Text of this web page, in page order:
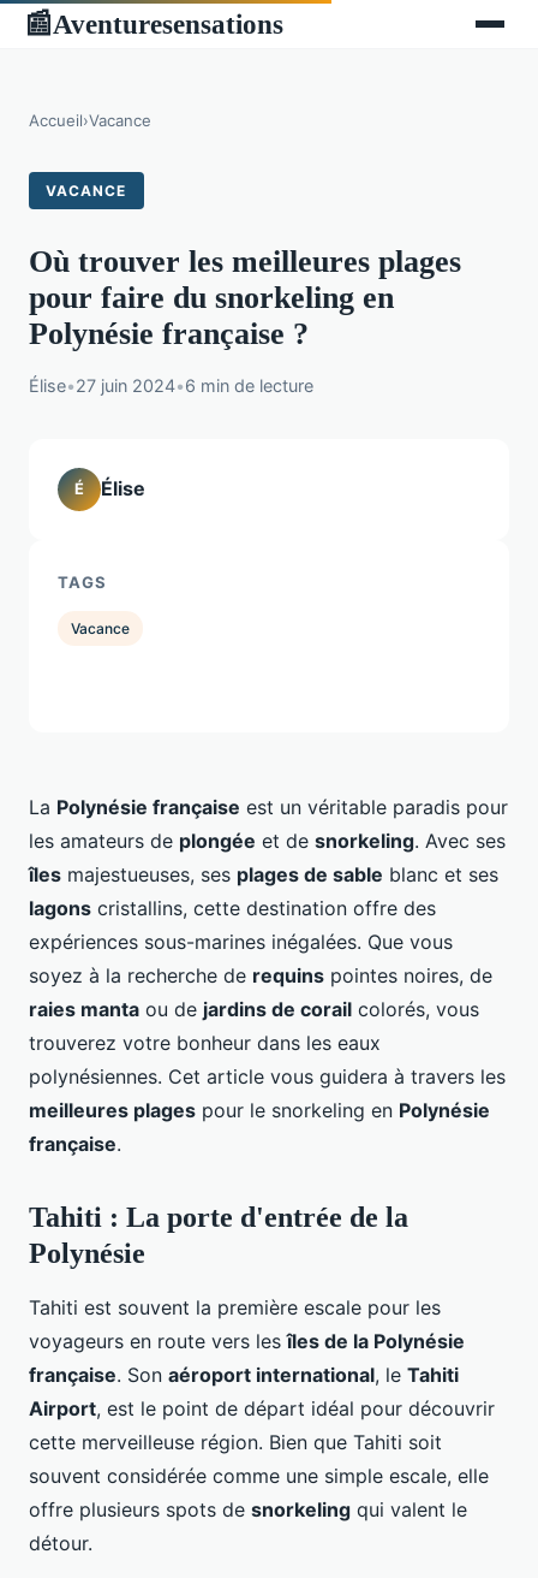
📰Aventuresensations
Accueil›Vacance
VACANCE
Où trouver les meilleures plages
pour faire du snorkeling en
Polynésie française ?
Élise•27 juin 2024•6 min de lecture
La Polynésie française est un véritable paradis pour
les amateurs de plongée et de snorkeling. Avec ses
îles majestueuses, ses plages de sable blanc et ses
lagons cristallins, cette destination offre des
expériences sous-marines inégalées. Que vous
soyez à la recherche de requins pointes noires, de
raies manta ou de jardins de corail colorés, vous
trouverez votre bonheur dans les eaux
polynésiennes. Cet article vous guidera à travers les
meilleures plages pour le snorkeling en Polynésie
française.
Tahiti : La porte d'entrée de la
Polynésie
Tahiti est souvent la première escale pour les
voyageurs en route vers lesîles de la Polynésie
française. Son aéroport international, le Tahiti
Airport, est le point de départ idéal pour découvrir
cette merveilleuse région. Bien que Tahiti soit
souvent considérée comme une simple escale, elle
offre plusieurs spots de snorkeling qui valent le
détour.
É Élise
TAGS
Vacance